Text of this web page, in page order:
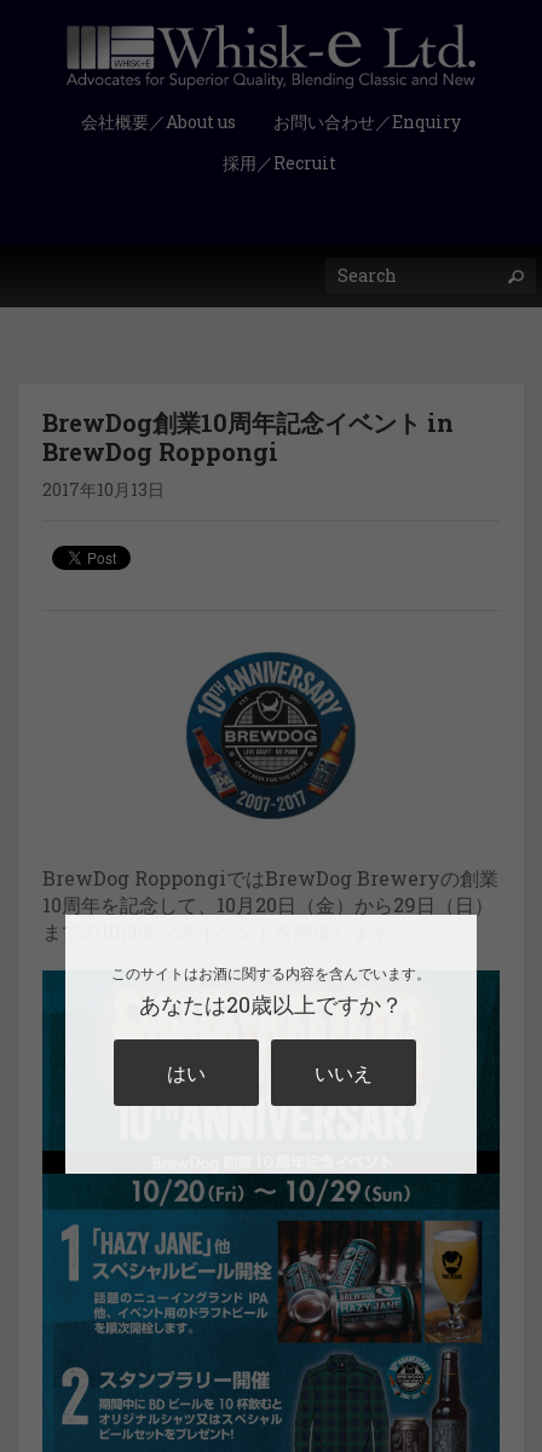
会社概要／About us
お問い合わせ／Enquiry
採用／Recruit
BrewDog創業10周年記念イベント in
BrewDog Roppongi
2017年10月13日
BrewDog RoppongiではBrewDog Breweryの創業
10周年を記念して、10月20日（金）から29日（日）
までの10日間記念イベントを開催します。
このサイトはお酒に関する内容を含んでいます。
あなたは20歳以上ですか？
はい いいえ